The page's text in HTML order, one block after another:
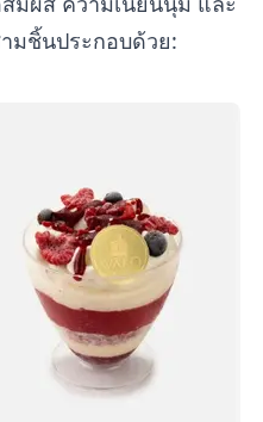
มชิ้นประกอบด้วย: